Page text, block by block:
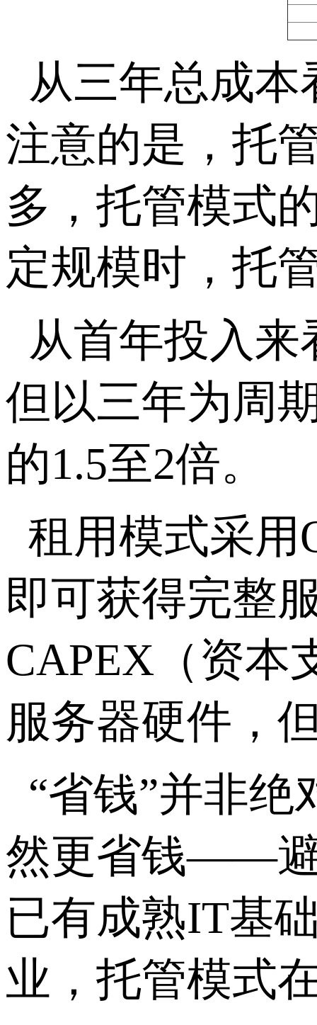
从三年总成
注意的是，托
多，托管模式
定规模时，托
从首年投入
但以三年为周
的1.5至2倍。
租用模式采用
即可获得完整
CAPEX （资
服务器硬件，
“省钱”并非绝
然更省钱——
已有成熟IT基
业，托管模式